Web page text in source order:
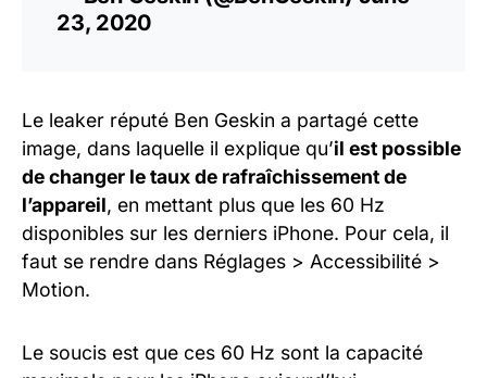
23, 2020
Le leaker réputé Ben Geskin a partagé cette
image, dans laquelle il explique qu’il est possible
de changer le taux de rafraîchissement de
l’appareil, en mettant plus que les 60 Hz
disponibles sur les derniers iPhone. Pour cela, il
faut se rendre dans Réglages > Accessibilité >
Motion.
Le soucis est que ces 60 Hz sont la capacité